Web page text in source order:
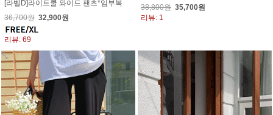
[라벨D]라이트쿨 와이드 팬츠*임부복
36,700원 32,900원
리뷰: 69
38,800원 35,700원
리뷰: 1